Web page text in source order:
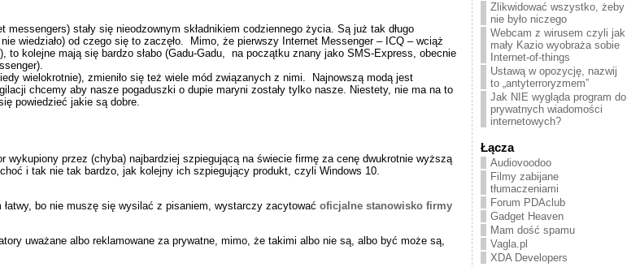
stały się nieodzownym składnikiem codziennego życia. Są już tak długo
wiedziało) od czego się to zaczęło. Mimo, że pierwszy Internet Messenger – ICQ – wciąż
kolejne mają się bardzo słabo (Gadu-Gadu, na początku znany jako SMS-Express, obecnie
wielokrotnie), zmieniło się też wiele mód związanych z nimi. Najnowszą modą jest
chcemy aby nasze pogaduszki o dupie maryni zostały tylko nasze. Niestety, nie ma na to
powiedzieć jakie są dobre.
wykupiony przez (chyba) najbardziej szpiegującą na świecie firmę za cenę dwukrotnie wyższą
i tak nie tak bardzo, jak kolejny ich szpiegujący produkt, czyli Windows 10.
łatwy, bo nie muszę się wysilać z pisaniem, wystarczy zacytować oficjalne stanowisko firmy
uważane albo reklamowane za prywatne, mimo, że takimi albo nie są, albo być może są,
Zlikwidować wszystko, żeby
nie było niczego
Webcam z wirusem czyli jak
mały Kazio wyobraża sobie
Internet-of-things
Ustawą w opozycję, nazwij
to „antyterroryzmem”
Jak NIE wygląda program do
prywatnych wiadomości
internetowych?
Łącza
Audiovoodoo
Filmy zabijane
tłumaczeniami
Forum PDAclub
Gadget Heaven
Mam dość spamu
Vagla.pl
XDA Developers